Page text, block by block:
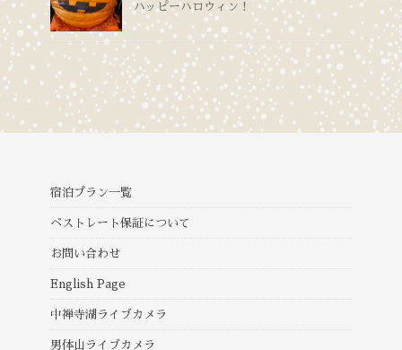
ハッピーハロウィン！
宿泊プラン一覧
ベストレート保証について
お問い合わせ
English Page
中禅寺湖ライブカメラ
男体山ライブカメラ